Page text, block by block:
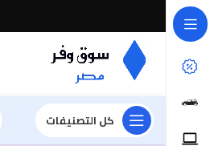
كل التصنيفات